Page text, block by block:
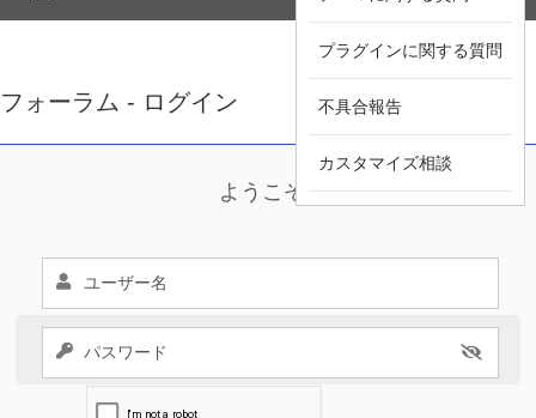
プラグインに関する質問
不具合報告
カスタマイズ相談
フォーラム - ログイン
ようこそ !